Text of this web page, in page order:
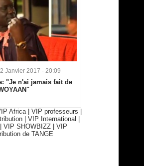
Janvier 2017 - 20:09
"Je n'ai jamais fait de
Africa VIP professeurs
VIP International
VIP SHOWBIZZ
VIP
de TANGE